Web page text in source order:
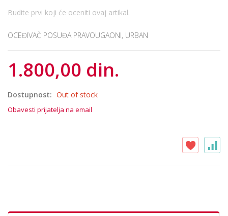
Budite prvi koji će oceniti ovaj artikal.
OCEĐIVAČ POSUĐA PRAVOUGAONI, URBAN
1.800,00 din.
Dostupnost: Out of stock
Obavesti prijatelja na email